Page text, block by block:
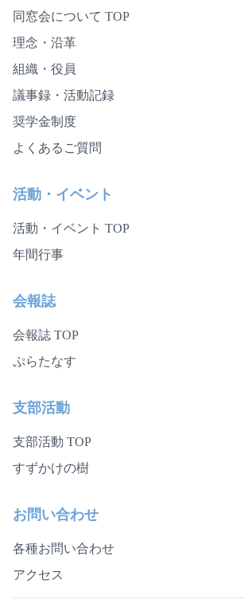
同窓会について TOP
理念・沿革
組織・役員
議事録・活動記録
奨学金制度
よくあるご質問
活動・イベント
活動・イベント TOP
年間行事
会報誌
会報誌 TOP
ぷらたなす
支部活動
支部活動 TOP
すずかけの樹
お問い合わせ
各種お問い合わせ
アクセス